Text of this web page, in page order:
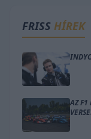
FRISS HÍREK
AZ F1